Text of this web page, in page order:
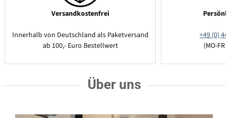
Versandkostenfrei
Innerhalb von Deutschland als Paketversand
ab 100,- Euro Bestellwert
+49 (0)
(MO-
Über uns